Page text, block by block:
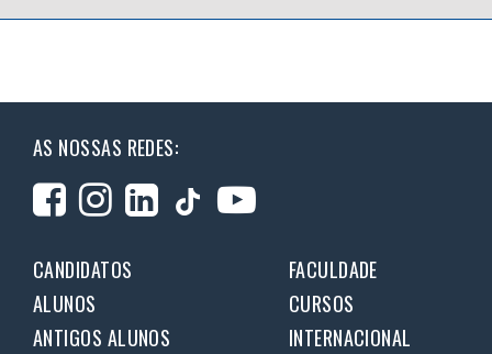
AS NOSSAS REDES:
CANDIDATOS
FACULDADE
ALUNOS
CURSOS
ANTIGOS ALUNOS
INTERNACIONAL